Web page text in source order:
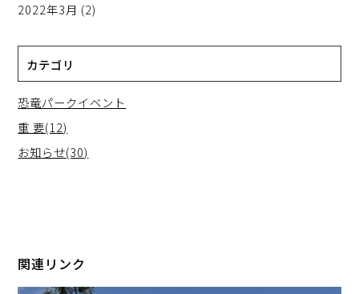
2022年3月 (2)
カテゴリ
恐竜パークイベント
重 要(12)
お知らせ(30)
関連リンク